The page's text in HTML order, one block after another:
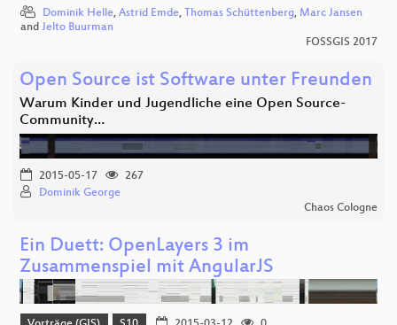
Dominik Helle, Astrid Emde, Thomas Schüttenberg, Marc Jansen
and Jelto Buurman
FOSSGIS 2017
Open Source ist Software unter Freunden
Warum Kinder und Jugendliche eine Open Source-
Community…
2015-05-17
267
Dominik George
Chaos Cologne
Ein Duett: OpenLayers 3 im
Zusammenspiel mit AngularJS